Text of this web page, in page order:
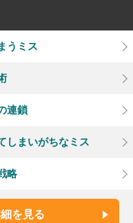
うミス
連鎖
しまいがちなミス
略
を見る